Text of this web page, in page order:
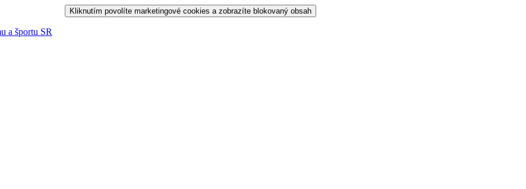
Kliknutím povolíte marketingové cookies a zobrazíte blokovaný obsah
a športu SR